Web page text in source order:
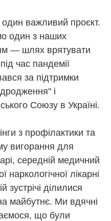
важливий проєкт.
один з наших
— шлях врятувати
час пандемії
за підтримки
і
Союзу в Україні.
з профілактики та
вигорання для
середній медичний
наркологічної лікарні
зустрічі ділилися
майбутнє. Ми вдячні
що були